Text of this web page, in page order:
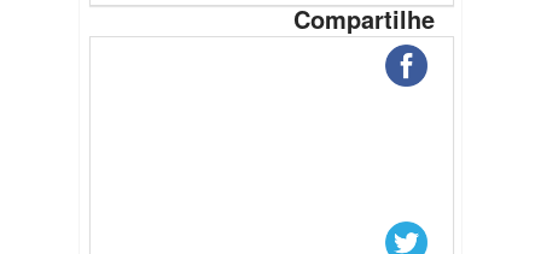
Compartilhe